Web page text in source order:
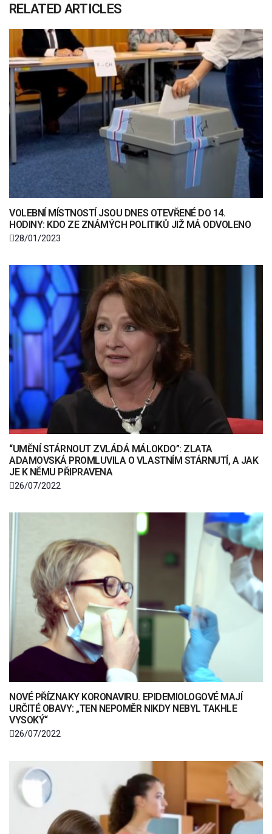
RELATED ARTICLES
VOLEBNÍ MÍSTNOSTÍ JSOU DNES OTEVŘENÉ DO 14.
HODINY: KDO ZE ZNÁMÝCH POLITIKŮ JIŽ MÁ ODVOLENO
28/01/2023
“UMĚNÍ STÁRNOUT ZVLÁDÁ MÁLOKDO”: ZLATA
ADAMOVSKÁ PROMLUVILA O VLASTNÍM STÁRNUTÍ, A JAK
JE K NĚMU PŘIPRAVENA
26/07/2022
NOVÉ PŘÍZNAKY KORONAVIRU. EPIDEMIOLOGOVÉ MAJÍ
URČITÉ OBAVY: „TEN NEPOMĚR NIKDY NEBYL TAKHLE
VYSOKÝ“
26/07/2022